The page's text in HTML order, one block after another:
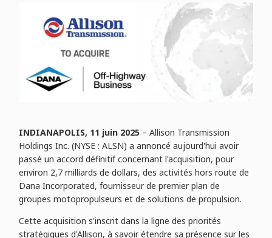
INDIANAPOLIS, 11 juin 2025 – Allison Transmission
Holdings Inc. (NYSE : ALSN) a annoncé aujourd'hui avoir
passé un accord définitif concernant l'acquisition, pour
environ 2,7 milliards de dollars, des activités hors route de
Dana Incorporated, fournisseur de premier plan de
groupes motopropulseurs et de solutions de propulsion.
Cette acquisition s'inscrit dans la ligne des priorités
stratégiques d'Allison, à savoir étendre sa présence sur les